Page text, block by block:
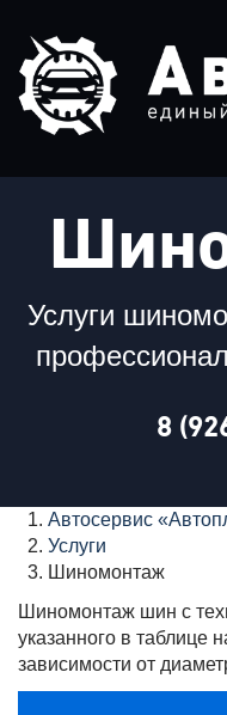
Услуги
8
Автосервис
Услуги
Шиномонтаж
Шиномонтаж шин с
указанного в таблице
зависимости от